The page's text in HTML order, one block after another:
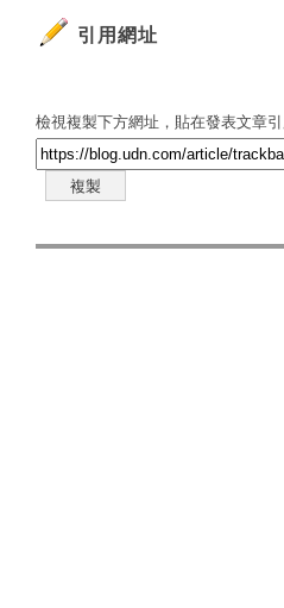
引用網址
檢視複製下方網址，貼在發表文章引
複製